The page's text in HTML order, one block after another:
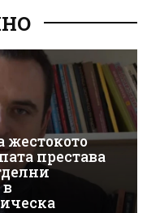
жестокото
престава